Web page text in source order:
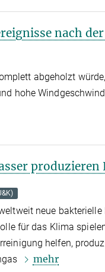
nach
abgeholzt
hohe
produzieren
neue
für das Klima
helfen,
mehr